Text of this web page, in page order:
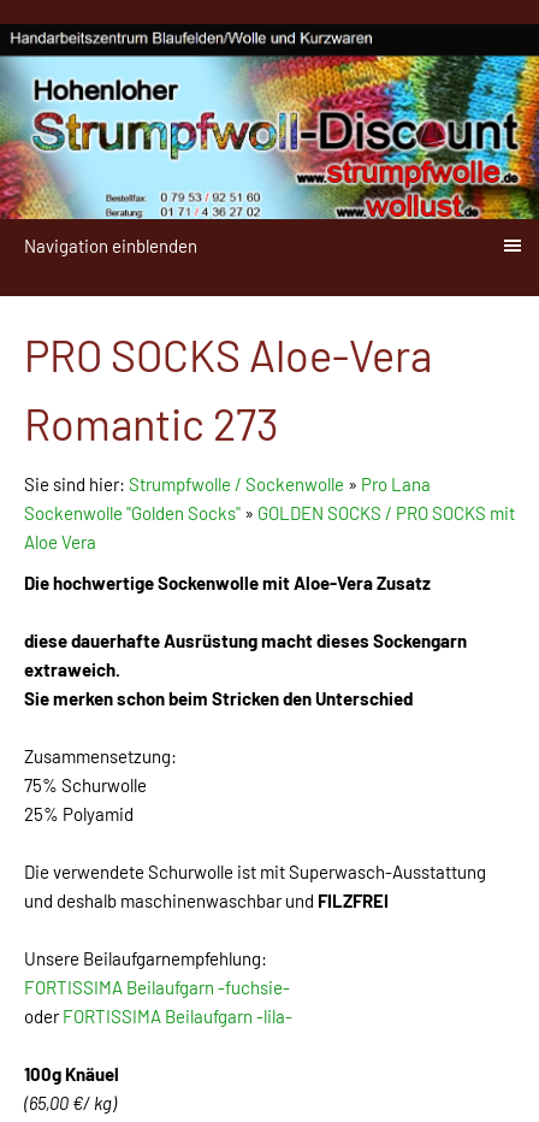
Navigation einblenden
PRO SOCKS Aloe-Vera
Romantic 273
Sie sind hier: Strumpfwolle / Sockenwolle » Pro Lana
Sockenwolle "Golden Socks" » GOLDEN SOCKS / PRO SOCKS mit
Aloe Vera
Die hochwertige Sockenwolle mit Aloe-Vera Zusatz
diese dauerhafte Ausrüstung macht dieses Sockengarn
extraweich.
Sie merken schon beim Stricken den Unterschied
Zusammensetzung:
75% Schurwolle
25% Polyamid
Die verwendete Schurwolle ist mit Superwasch-Ausstattung
und deshalb maschinenwaschbar und FILZFREI
Unsere Beilaufgarnempfehlung:
FORTISSIMA Beilaufgarn -fuchsie-
oderFORTISSIMA Beilaufgarn -lila-
100g Knäuel
(65,00 €/ kg)